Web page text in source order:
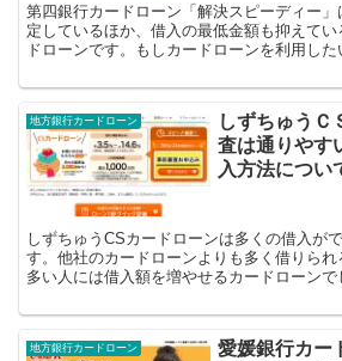
第四銀行カードローン「解決スピーディー
定しているほか、借入の最低金額も抑えて
ドローンです。もしカードローンを利用した
地方銀行カードローン
しずちゅうＣ
査は通りやす
入方法につい
しずちゅうCSカードローンは多くの借入が
す。他社のカードローンよりも多く借りら
多い人には借入額を増やせるカードローンで
地方銀行カードローン
愛媛銀行カー